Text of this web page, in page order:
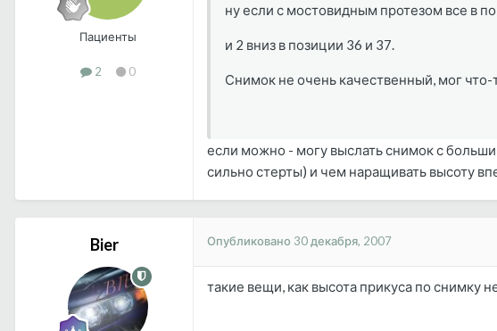
Пациенты
2 0
ну если с мостовидным протезом все в
и 2 вниз в позиции 36 и 37.
Снимок не очень качественный, мог что-
если можно - могу выслать снимок с
сильно стерты) и чем наращивать высоту
Bier Опубликовано 30 декабря, 2007
такие вещи, как высота прикуса по снимку